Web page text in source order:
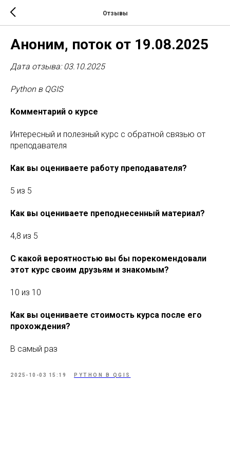
Отзывы
Аноним, поток от 19.08.2025
Дата отзыва: 03.10.2025
Python в QGIS
Комментарий о курсе
Интересный и полезный курс с обратной связью от
преподавателя
Как вы оцениваете работу преподавателя?
5 из 5
Как вы оцениваете преподнесенный материал?
4,8 из 5
С какой вероятностью вы бы порекомендовали
этот курс своим друзьям и знакомым?
10 из 10
Как вы оцениваете стоимость курса после его
прохождения?
В самый раз
2025-10-03 15:19 PYTHON В QGIS